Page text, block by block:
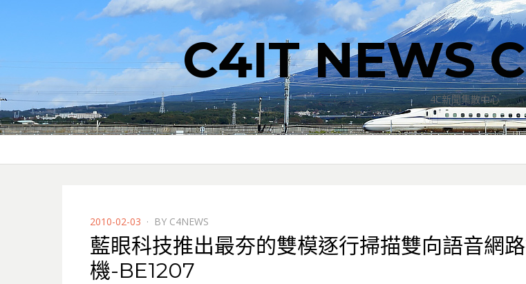
C4IT NEWS
4C新聞集散中心
POSTED
ON
2010-02-03 BY C4NEWS
藍眼科技推出最夯的雙模逐行掃描雙向語音網
機-BE1207